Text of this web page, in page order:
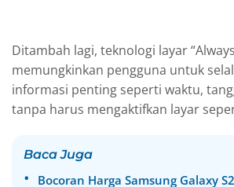
Ditambah lagi, teknologi layar
memungkinkan pengguna untuk
informasi penting seperti waktu,
tanpa harus mengaktifkan layar
Baca Juga
Bocoran Harga Samsung Galaxy